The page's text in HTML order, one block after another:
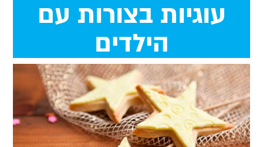
עוגיות בצורות עם
הילדים